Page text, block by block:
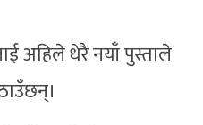
अहिले धेरै नयाँ पुस्ताले